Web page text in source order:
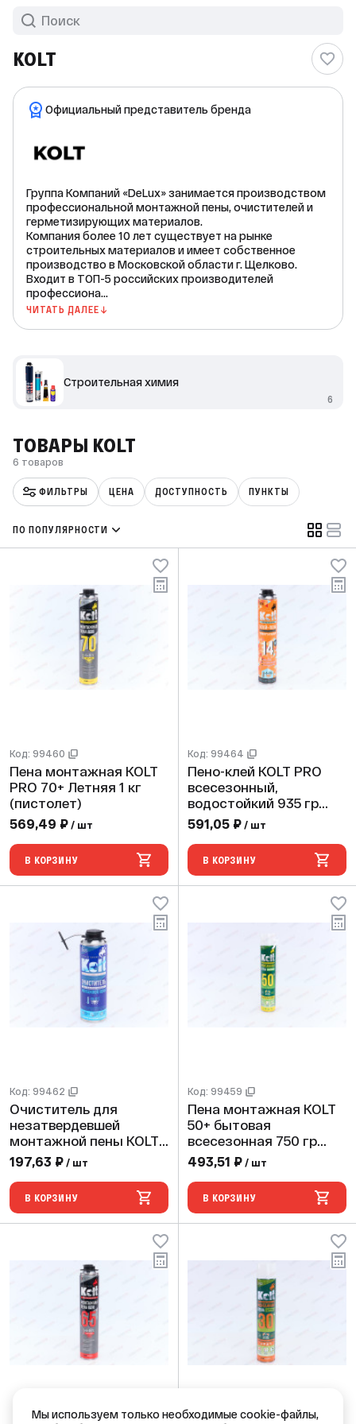
KOLT
Официальный представитель бренда
Группа Компаний «DeLux» занимается производством
профессиональной монтажной пены, очистителей и
герметизирующих материалов.
Компания более 10 лет существует на рынке
строительных материалов и имеет собственное
производство в Московской области г. Щелково.
Входит в ТОП-5 российских производителей
профессиона...
ЧИТАТЬ ДАЛЕЕ ↓
Строительная химия
6
ТОВАРЫ KOLT
6 товаров
ФИЛЬТРЫ ЦЕНА ДОСТУПНОСТЬ ПУНКТЫ
ПО ПОПУЛЯРНОСТИ
Код: 99460
Пена монтажная KOLT
PRO 70+ Летняя 1 кг
(пистолет)
569,49 ₽ / шт
В КОРЗИНУ
Код: 99464
Пено-клей KOLT PRO
всесезонный,
водостойкий 935 гр
(пистолет)
591,05 ₽ / шт
В КОРЗИНУ
Код: 99462
Очиститель для
незатвердевшей
монтажной пены KOLT
650 мл
197,63 ₽ / шт
В КОРЗИНУ
Код: 99459
Пена монтажная KOLT
50+ бытовая
всесезонная 750 гр
(руч)
493,51 ₽ / шт
В КОРЗИНУ
Мы используем только необходимые cookie-файлы,